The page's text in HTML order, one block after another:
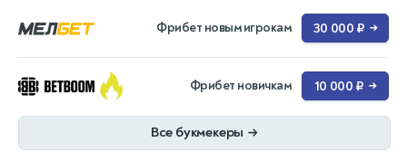
Фрибет новым игрокам 30 000 ₽ →
Фрибет новичкам 10 000 ₽ →
Все букмекеры →